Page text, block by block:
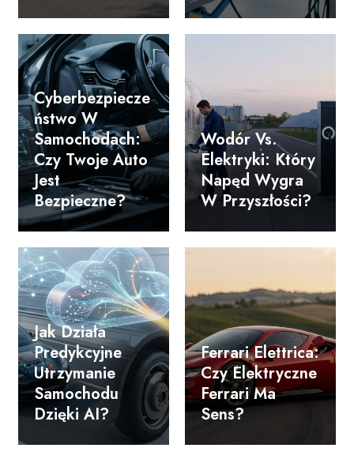
Cyberbezpiecze
Ństwo W
Samochodach:
Czy Twoje Auto
Jest
Bezpieczne?
Wodór Vs.
Elektryki: Który
Napęd Wygra
W Przyszłości?
Jak Działa
Predykcyjne
Utrzymanie
Samochodu
Dzięki AI?
Ferrari Elettrica:
Czy Elektryczne
Ferrari Ma
Sens?